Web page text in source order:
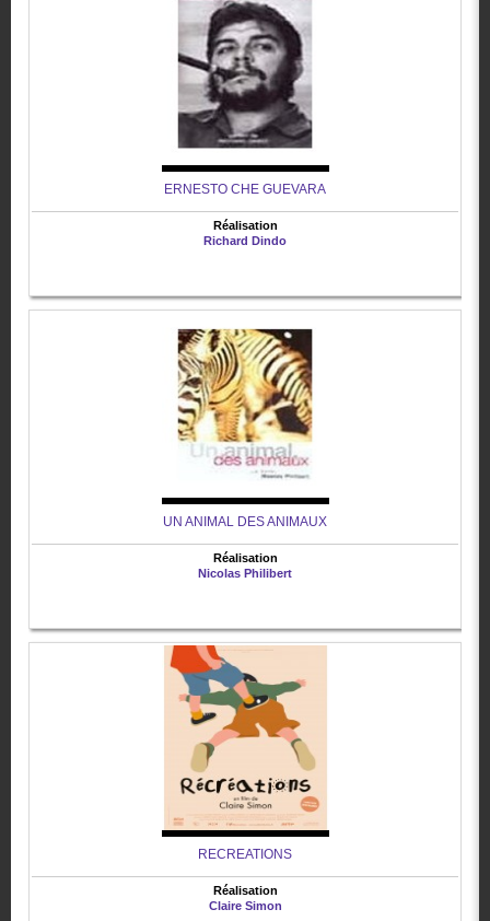
ERNESTO CHE GUEVARA
Réalisation
Richard Dindo
UN ANIMAL DES ANIMAUX
Réalisation
Nicolas Philibert
RECREATIONS
Réalisation
Claire Simon